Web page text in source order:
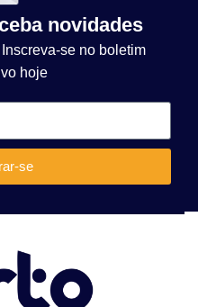
novidades
se no boletim
hoje
se